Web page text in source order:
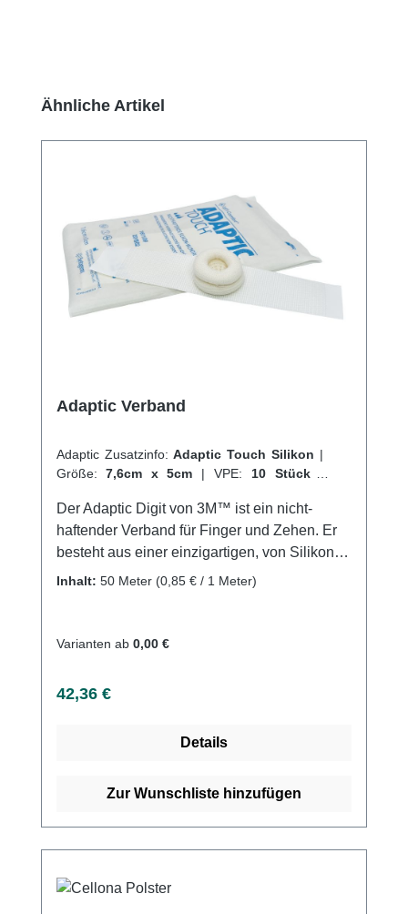
Produktgalerie überspringen
Ähnliche Artikel
Adaptic Verband
Adaptic Zusatzinfo: Adaptic Touch Silikon |
Größe: 7,6cm x 5cm | VPE: 10 Stück
Der Adaptic Digit von 3M™ ist ein nicht-
haftender Verband für Finger und Zehen. Er
besteht aus einer einzigartigen, von Silikon
ummantelten Kontaktschicht, die nicht an der
Anwendung an Fingern und Zehen konzipiert
Schere erforderlich sind. Dank seiner
Beschaffenheit ermöglicht der Adaptic Digit
Fuß, ohne dass er sich mit der Wunde
vorzunehmen. Weitere Vorteile des Verbands
Inhalt: 50 Meter (0,85 € / 1 Meter)
Varianten ab 0,00 €
Regulärer Preis:
42,36 €
Details
Zur Wunschliste hinzufügen